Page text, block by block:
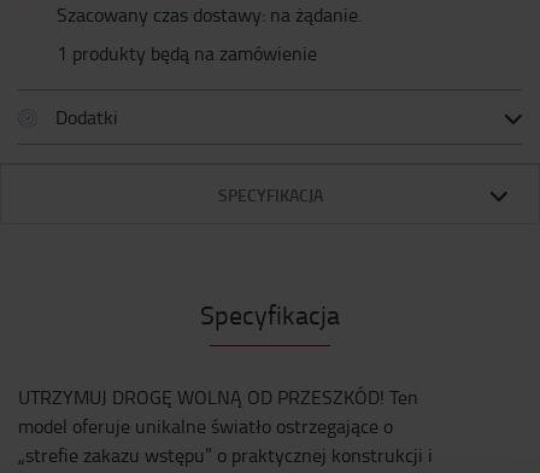
Szacowany czas dostawy: na żądanie.
1 produkty będą na zamówienie
Dodatki
SPECYFIKACJA
Specyfikacja
UTRZYMUJ DROGĘ WOLNĄ OD PRZESZKÓD! Ten
model oferuje unikalne światło ostrzegające o
„strefie zakazu wstępu” o praktycznej konstrukcji i